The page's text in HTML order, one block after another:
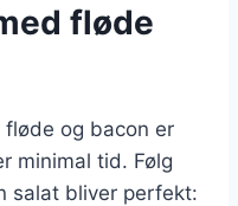
fløde
og bacon er
minimal tid. Følg
salat bliver perfekt: